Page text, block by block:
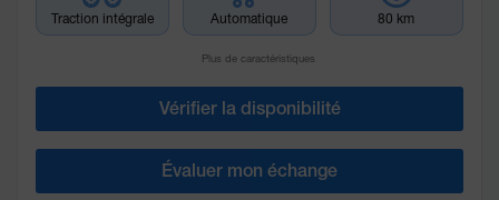
Traction intégrale Automatique 80 km
Plus de caractéristiques
Vérifier la disponibilité
Évaluer mon échange